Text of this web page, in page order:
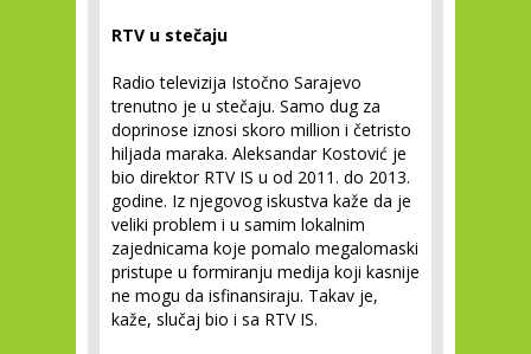
RTV u stečaju
Radio televizija Istočno Sarajevo
trenutno je u stečaju. Samo dug za
doprinose iznosi skoro million i četristo
hiljada maraka. Aleksandar Kostović je
bio direktor RTV IS u od 2011. do 2013.
godine. Iz njegovog iskustva kaže da je
veliki problem i u samim lokalnim
zajednicama koje pomalo megalomaski
pristupe u formiranju medija koji kasnije
ne mogu da isfinansiraju. Takav je,
kaže, slučaj bio i sa RTV IS.